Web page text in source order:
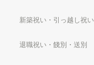
新築祝い・引っ越し祝い
退職祝い・餞別・送別